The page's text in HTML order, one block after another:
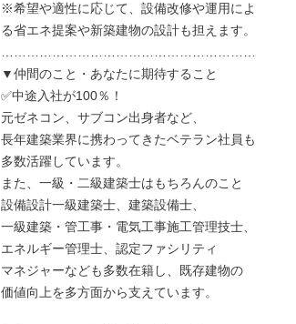
※希望や適性に応じて、設備改修や運用によ
る省エネ提案や新築建物の設計も担えます。
▼仲間のこと・あなたに期待すること
✅中途入社が100％！
元ゼネコン、サブコン出身者など、
長年建築業界に携わってきたベテラン社員も
多数活躍しています。
また、一級・二級建築士はもちろんのこと
設備設計一級建築士、建築設備士、
一級建築・管工事・電気工事施工管理技士、
エネルギー管理士、認定ファシリティ
マネジャーなども多数在籍し、既存建物の
価値向上を多方面から支えています。